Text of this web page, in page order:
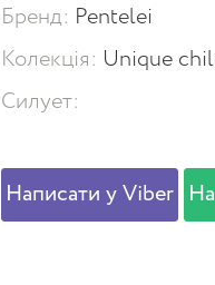
Бренд: Pentelei
Колекція: Unique
Силует:
Написати у Viber